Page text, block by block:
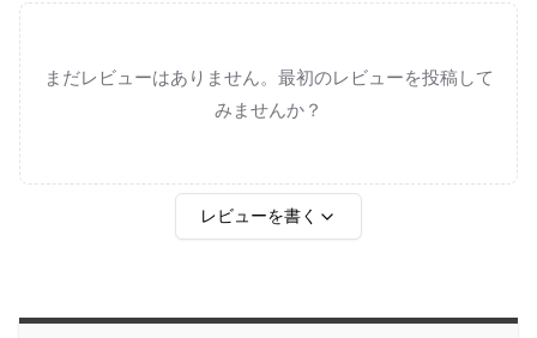
まだレビューはありません。最初のレビューを投稿して
みませんか？
レビューを書く